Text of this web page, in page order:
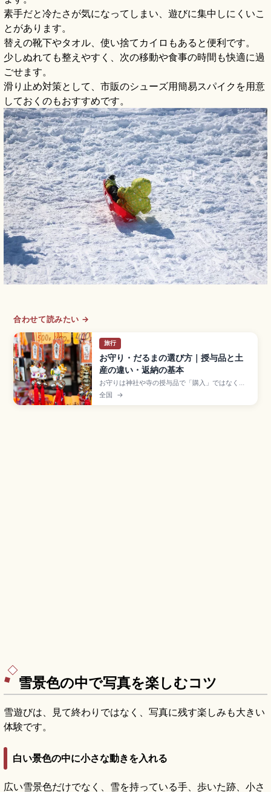
素手だと冷たさが気になってしまい、遊びに集中しにくいこ
とがあります。
替えの靴下やタオル、使い捨てカイロもあると便利です。
少しぬれても整えやすく、次の移動や食事の時間も快適に過
ごせます。
滑り止め対策として、市販のシューズ用簡易スパイクを用意
しておくのもおすすめです。
合わせて読みたい →
旅行
お守り・だるまの選び方｜授与品と土
産の違い・返納の基本
お守りは神社や寺の授与品で「購入」ではなく
「授かる」と表現する。初穂料は500〜1,000円
が目安。古くなったお守りは1年を目安に新しく受
全国 →
雪景色の中で写真を楽しむコツ
雪遊びは、見て終わりではなく、写真に残す楽しみも大きい
体験です。
白い景色の中に小さな動きを入れる
広い雪景色だけでなく、雪を持っている手、歩いた跡、小さ